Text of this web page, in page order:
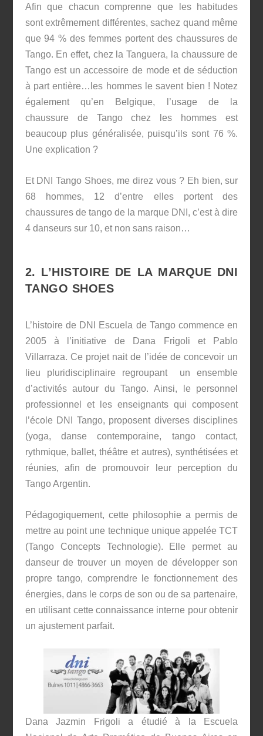
Afin que chacun comprenne que les habitudes
sont extrêmement différentes, sachez quand même
que 94 % des femmes portent des chaussures de
Tango. En effet, chez la Tanguera, la chaussure de
Tango est un accessoire de mode et de séduction
à part entière…les hommes le savent bien ! Notez
également qu’en Belgique, l’usage de la
chaussure de Tango chez les hommes est
beaucoup plus généralisée, puisqu’ils sont 76 %.
Une explication ?
Et DNI Tango Shoes, me direz vous ? Eh bien, sur
68 hommes, 12 d’entre elles portent des
chaussures de tango de la marque DNI, c’est à dire
4 danseurs sur 10, et non sans raison…
2. L’HISTOIRE DE LA MARQUE DNI
TANGO SHOES
L’histoire de DNI Escuela de Tango commence en
2005 à l’initiative de Dana Frigoli et Pablo
Villarraza. Ce projet nait de l’idée de concevoir un
lieu pluridisciplinaire regroupant un ensemble
d’activités autour du Tango. Ainsi, le personnel
professionnel et les enseignants qui composent
l’école DNI Tango, proposent diverses disciplines
(yoga, danse contemporaine, tango contact,
rythmique, ballet, théâtre et autres), synthétisées et
réunies, afin de promouvoir leur perception du
Tango Argentin.
Pédagogiquement, cette philosophie a permis de
mettre au point une technique unique appelée TCT
(Tango Concepts Technologie). Elle permet au
danseur de trouver un moyen de développer son
propre tango, comprendre le fonctionnement des
énergies, dans le corps de son ou de sa partenaire,
en utilisant cette connaissance interne pour obtenir
un ajustement parfait.
Dana Jazmin Frigoli a étudié à la Escuela